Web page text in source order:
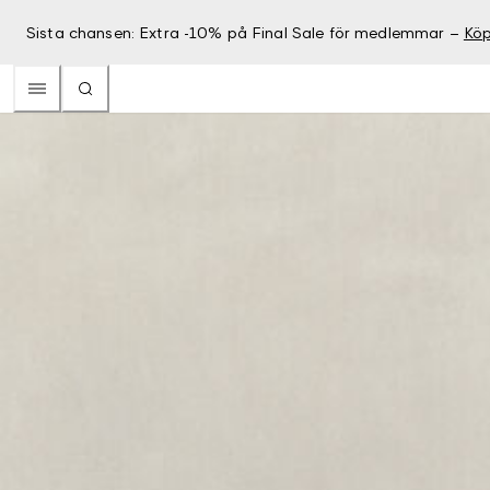
Sista chansen: Extra -10% på Final Sale för medlemmar –